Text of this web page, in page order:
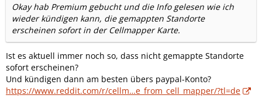
Okay hab Premium gebucht und die Info gelesen wie ich
wieder kündigen kann, die gemappten Standorte
erscheinen sofort in der Cellmapper Karte.
Ist es aktuell immer noch so, dass nicht gemappte Standorte
sofort erscheinen?
Und kündigen dann am besten übers paypal-Konto?
https://www.reddit.com/r/cellm…e_from_cell_mapper/?tl=de